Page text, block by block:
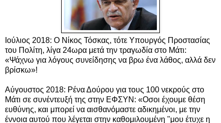
Ιούλιος 2018: Ο Νίκος Τόσκας, τότε Υπουργός Προστασίας
του Πολίτη, λίγα 24ωρα μετά την τραγωδία στο Μάτι:
«Ψάχνω για λόγους συνείδησης να βρω ένα λάθος, αλλά δεν
βρίσκω»!
Αύγουστος 2018: Ρένα Δούρου για τους 100 νεκρούς στο
Μάτι σε συνέντευξή της στην ΕΦΣΥΝ: «Οσοι έχουμε θέση
ευθύνης, και μπορεί να αισθανόμαστε αδικημένοι, με την
έννοια αυτού που λέγεται στην καθομιλουμένη "μου έτυχε η